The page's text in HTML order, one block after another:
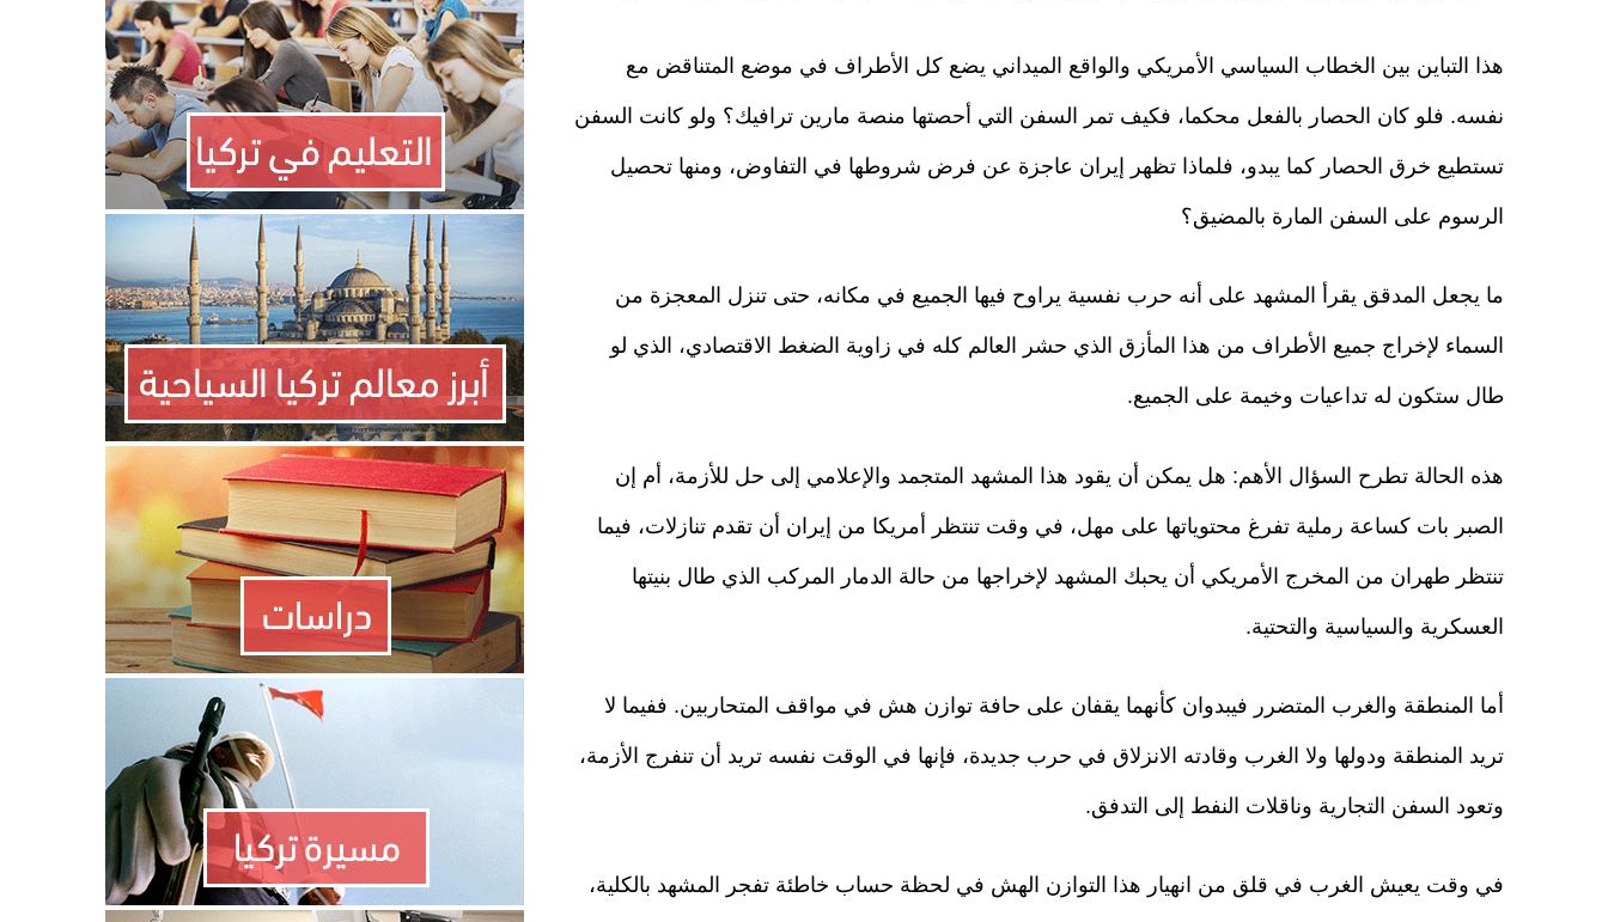
هذا التباين بين الخطاب السياسي الأمريكي والواقع الميداني يضع كل الأطراف في موضع المتناقض مع
نفسه. فلو كان الحصار بالفعل محكما، فكيف تمر السفن التي أحصتها منصة مارين ترافيك؟ ولو كانت السفن
تستطيع خرق الحصار كما يبدو، فلماذا تظهر إيران عاجزة عن فرض شروطها في التفاوض، ومنها تحصيل
الرسوم على السفن المارة بالمضيق؟
ما يجعل المدقق يقرأ المشهد على أنه حرب نفسية يراوح فيها الجميع في مكانه، حتى تنزل المعجزة من
السماء لإخراج جميع الأطراف من هذا المأزق الذي حشر العالم كله في زاوية الضغط الاقتصادي، الذي لو
طال ستكون له تداعيات وخيمة على الجميع.
هذه الحالة تطرح السؤال الأهم: هل يمكن أن يقود هذا المشهد المتجمد والإعلامي إلى حل للأزمة، أم إن
الصبر بات كساعة رملية تفرغ محتوياتها على مهل، في وقت تنتظر أمريكا من إيران أن تقدم تنازلات، فيما
تنتظر طهران من المخرج الأمريكي أن يحبك المشهد لإخراجها من حالة الدمار المركب الذي طال بنيتها
العسكرية والسياسية والتحتية.
أما المنطقة والغرب المتضرر فيبدوان كأنهما يقفان على حافة توازن هش في مواقف المتحاربين. ففيما لا
تريد المنطقة ودولها ولا الغرب وقادته الانزلاق في حرب جديدة، فإنها في الوقت نفسه تريد أن تنفرج الأزمة،
وتعود السفن التجارية وناقلات النفط إلى التدفق.
في وقت يعيش الغرب في قلق من انهيار هذا التوازن الهش في لحظة حساب خاطئة تفجر المشهد بالكلية،